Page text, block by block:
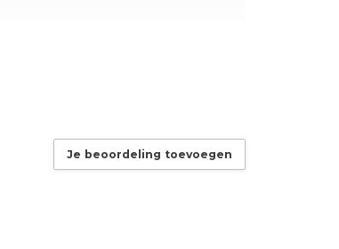
Je beoordeling toevoegen